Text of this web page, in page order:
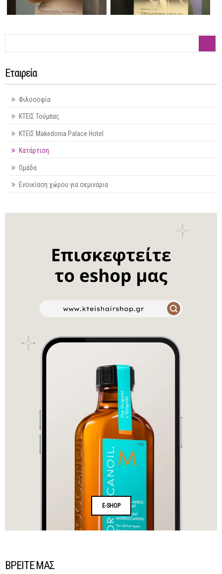
Εταιρεία
Φιλοσοφία
ΚΤΕΙΣ Τούμπας
ΚΤΕΙΣ Makedonia Palace Hotel
Κατάρτιση
Ομάδα
Ενοικίαση χώρου για σεμινάρια
E-SHOP
ΒΡΕΙΤΕ ΜΑΣ